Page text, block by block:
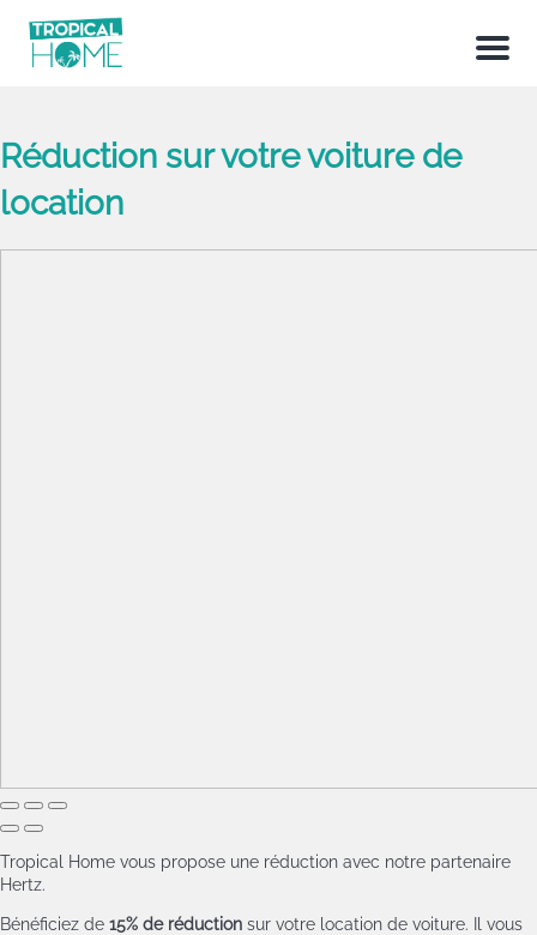
Menu
Réduction sur votre voiture de
location
Tropical Home vous propose une réduction avec notre partenaire
Hertz.
Bénéficiez de 15% de réduction sur votre location de voiture. Il vous